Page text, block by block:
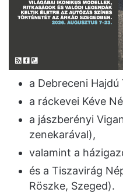
a Debreceni
a ráckevei Kéve
a jászberényi
zenekarával),
valamint a
és a Tiszavirág
Röszke, Szeged).